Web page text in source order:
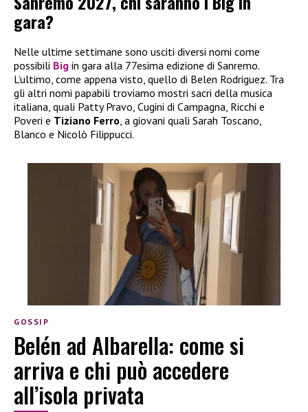
gara?
Nelle ultime settimane sono usciti diversi nomi come
possibili Big in gara alla 77esima edizione di Sanremo.
L’ultimo, come appena visto, quello di Belen Rodriguez. Tra
gli altri nomi papabili troviamo mostri sacri della musica
italiana, quali Patty Pravo, Cugini di Campagna, Ricchi e
Poveri e Tiziano Ferro , a giovani quali Sarah Toscano,
Blanco e Nicolò Filippucci.
GOSSIP
Belén ad Albarella: come si
arriva e chi può accedere
all’isola privata